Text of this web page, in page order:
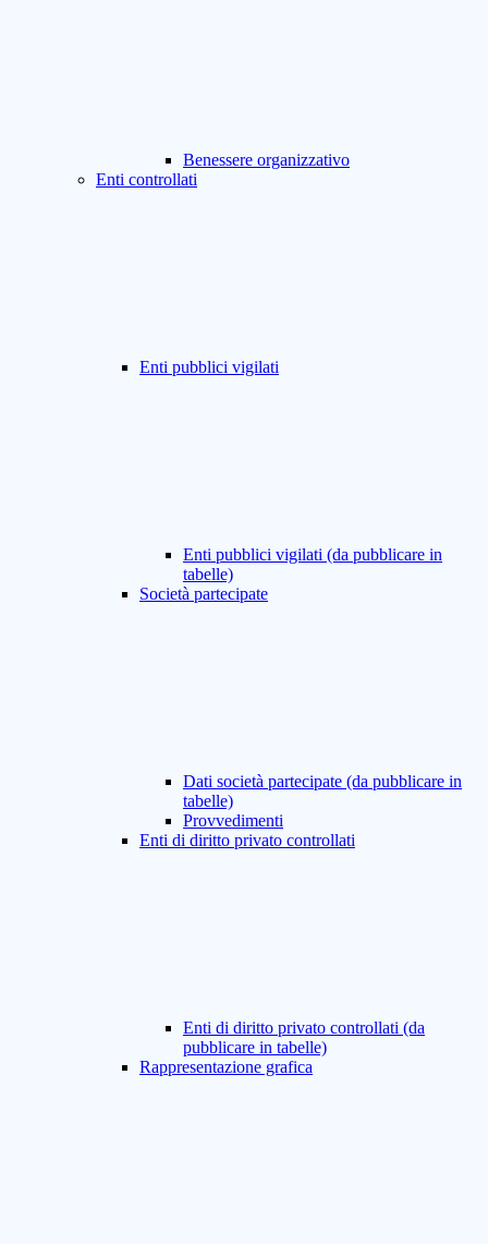
Benessere organizzativo
Enti controllati
Enti pubblici vigilati
Enti pubblici vigilati (da pubblicare in
tabelle)
Società partecipate
Dati società partecipate (da pubblicare in
tabelle)
Provvedimenti
Enti di diritto privato controllati
Enti di diritto privato controllati (da
pubblicare in tabelle)
Rappresentazione grafica